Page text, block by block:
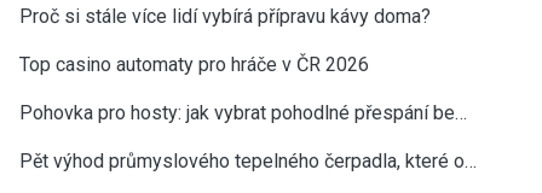
Proč si stále více lidí vybírá přípravu kávy doma?
Top casino automaty pro hráče v ČR 2026
Pohovka pro hosty: jak vybrat pohodlné přespání be…
Pět výhod průmyslového tepelného čerpadla, které o…